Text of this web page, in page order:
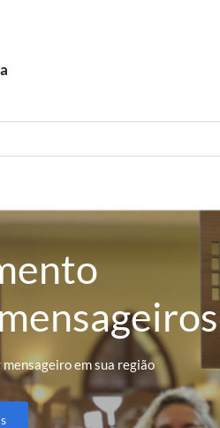
mensageiro em sua região